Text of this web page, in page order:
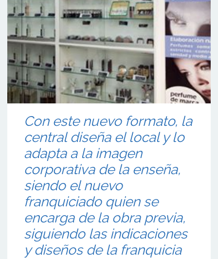
Con este nuevo formato, la
central diseña el local y lo
adapta a la imagen
corporativa de la enseña,
siendo el nuevo
franquiciado quien se
encarga de la obra previa,
siguiendo las indicaciones
y diseños de la franquicia